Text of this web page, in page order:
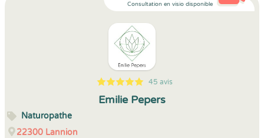
Consultation en visio disponible
5
1
5
45 45 avis
Emilie Pepers
Naturopathe
22300 Lannion